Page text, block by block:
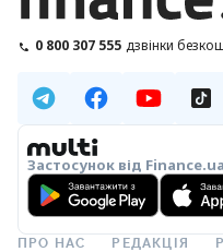
0 800 307 555 дзвінки
Застосунок від Finance.ua
ПРО НАС РЕДАКЦІЯ